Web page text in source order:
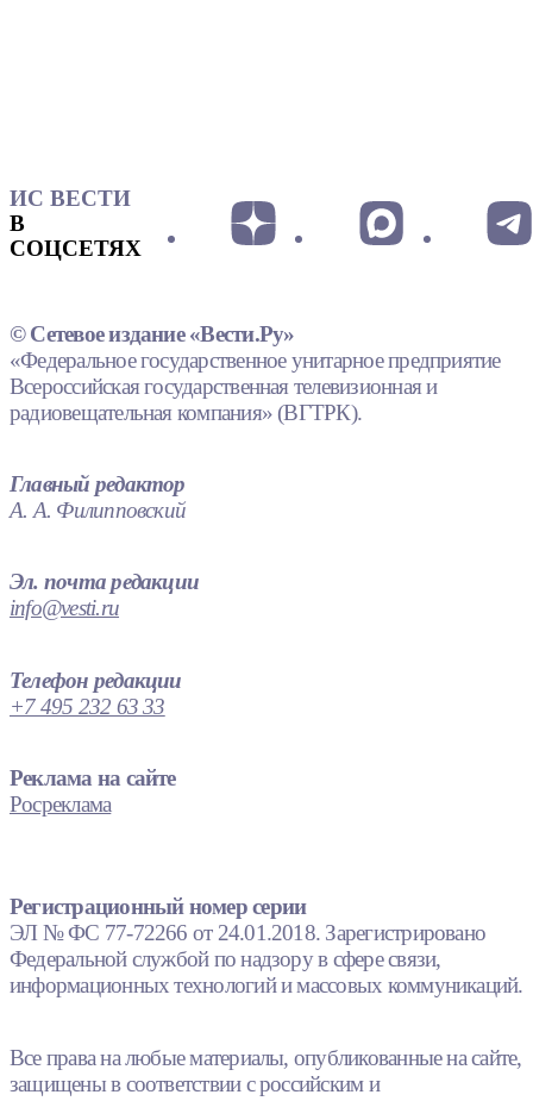
ИС ВЕСТИ
В
СОЦСЕТЯХ
© Сетевое издание «Вести.Ру»
«Федеральное государственное унитарное предприятие
Всероссийская государственная телевизионная и
радиовещательная компания» (ВГТРК).
Главный редактор
А. А. Филипповский
Эл. почта редакции
info@vesti.ru
Телефон редакции
+7 495 232 63 33
Реклама на сайте
Росреклама
Регистрационный номер серии
ЭЛ № ФС 77-72266 от 24.01.2018. Зарегистрировано
Федеральной службой по надзору в сфере связи,
информационных технологий и массовых коммуникаций.
Все права на любые материалы, опубликованные на сайте,
защищены в соответствии с российским и